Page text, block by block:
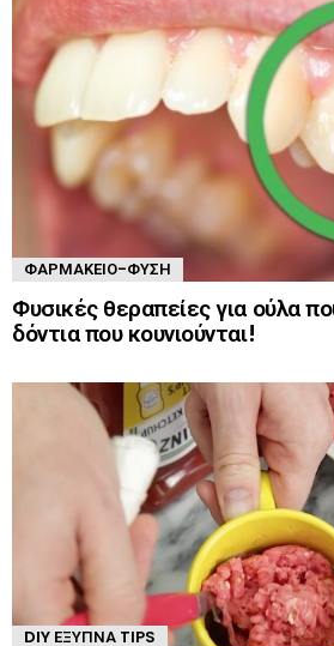
ΦΑΡΜΑΚΕΊΟ-ΦΎΣΗ
Φυσικές θεραπείες για ούλα
δόντια που κουνιούνται!
DIY ΈΞΥΠΝΑ TIPS